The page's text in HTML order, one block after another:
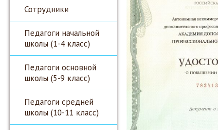
Сотрудники
Педагоги начальной
школы (1-4 класс)
Педагоги основной
школы (5-9 класс)
Педагоги средней
школы (10-11 класс)